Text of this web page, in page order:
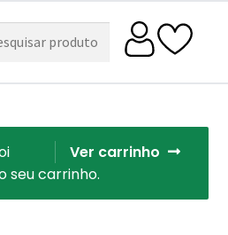
Ver carrinho
seu carrinho.